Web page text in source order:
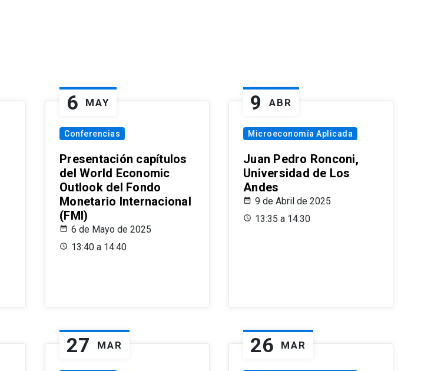
6 MAY
Conferencias
Presentación capítulos
del World Economic
Outlook del Fondo
Monetario Internacional
(FMI)
6 de Mayo de 2025
13:40 a 14:40
9 ABR
Microeconomía Aplicada
Juan Pedro Ronconi,
Universidad de Los
Andes
9 de Abril de 2025
13:35 a 14:30
27 MAR 26 MAR